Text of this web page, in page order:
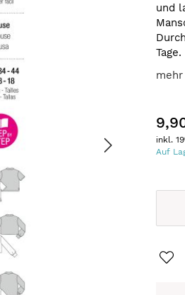
und
Tage.
inkl.
Auf